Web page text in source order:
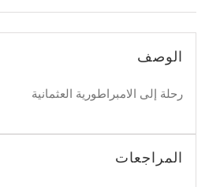
الوصف
رحلة إلى الامبراطورية العثمانية
المراجعات